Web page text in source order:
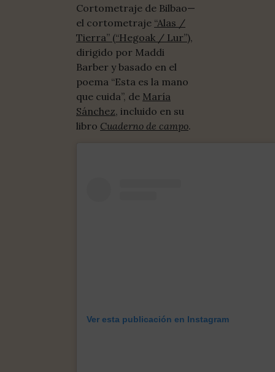
Cortometraje de Bilbao—
el cortometraje “Alas /
Tierra” (“Hegoak / Lur”),
dirigido por Maddi
Barber y basado en el
poema “Esta es la mano
que cuida”, de María
Sánchez, incluido en su
libro Cuaderno de campo.
Ver esta publicación en Instagram